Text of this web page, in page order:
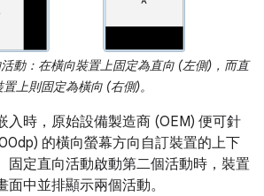
動：在橫向裝置上固定為直向 (左側)，而直
置上則固定為橫向 (右側)。
入時，原始設備製造商 (OEM) 便可針
的橫向螢幕方向自訂裝置的上下
固定直向活動啟動第二個活動時，裝置
中並排顯示兩個活動。